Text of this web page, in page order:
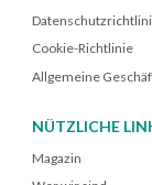
Cookie-Richtlinie
Allgemeine
NÜTZLICHE
Magazin